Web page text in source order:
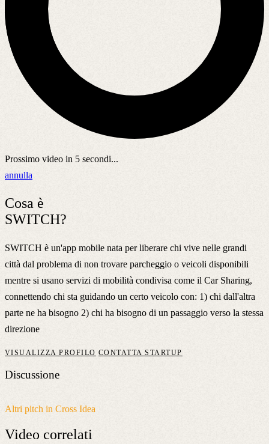
Prossimo video in 5 secondi...
annulla
Cosa è
SWITCH?
SWITCH è un'app mobile nata per liberare chi vive nelle grandi
città dal problema di non trovare parcheggio o veicoli disponibili
mentre si usano servizi di mobilità condivisa come il Car Sharing,
connettendo chi sta guidando un certo veicolo con: 1) chi dall'altra
parte ne ha bisogno 2) chi ha bisogno di un passaggio verso la stessa
direzione
VISUALIZZA PROFILO CONTATTA STARTUP
Discussione
Altri pitch in Cross Idea
Video correlati